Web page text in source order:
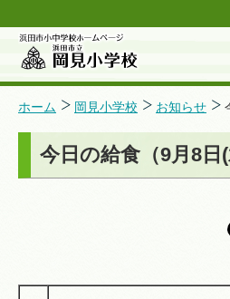
浜田市小中学校ホームページ
ホーム 岡見小学校 お知らせ
今日の給食（9月8日(